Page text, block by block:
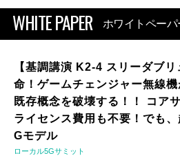
WHITE PAPER ホワイトペーパ
【基調講演 K2-4 スリーダブ
命！ゲームチェンジャー無線
既存概念を破壊する！！ コア
ライセンス費用も不要！でも
Gモデル
ローカル5Gサミット